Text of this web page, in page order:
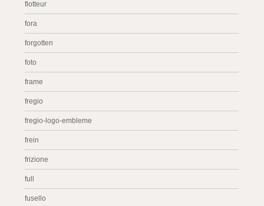
flotteur
fora
forgotten
foto
frame
fregio
fregio-logo-embleme
frein
frizione
full
fusello